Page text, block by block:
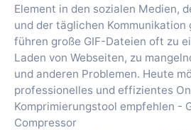
Element in den sozialen Medien,
und der täglichen Kommunikation
führen große GIF-Dateien oft zu
Laden von Webseiten, zu
und anderen Problemen. Heute
professionelles und effizientes
Komprimierungstool empfehlen -
Compressor